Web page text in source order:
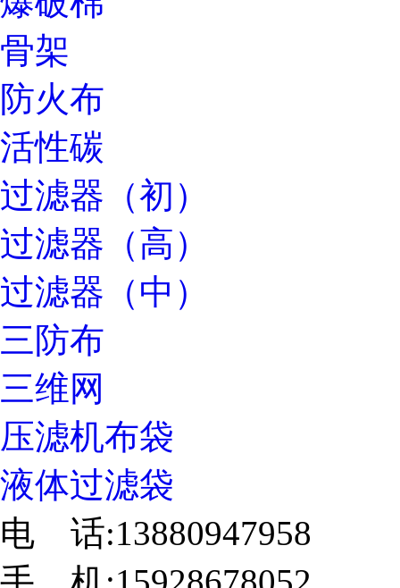
骨架
防火布
活性碳
过滤器（初）
过滤器（高）
过滤器（中）
三防布
三维网
压滤机布袋
液体过滤袋
电 话:13880947958